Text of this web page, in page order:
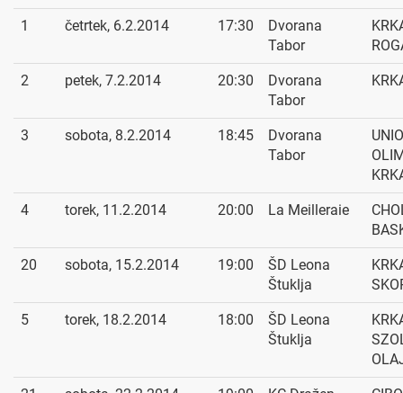
1 četrtek, 6.2.2014 17:30
Dvorana
Tabor
2 petek, 7.2.2014 20:30
Dvorana
Tabor
3 sobota, 8.2.2014 18:45
Dvorana
Tabor
4 torek, 11.2.2014 20:00 La Meilleraie
20 sobota, 15.2.2014 19:00
ŠD Leona
Štuklja
5 torek, 18.2.2014 18:00
ŠD Leona
Štuklja